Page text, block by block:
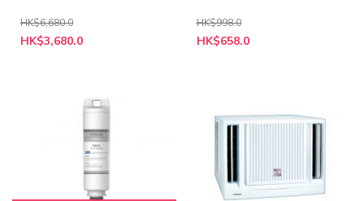
HK$6,680.0
特
殊
HK$3,680.0
HK$998.0
特
殊
HK$658.0